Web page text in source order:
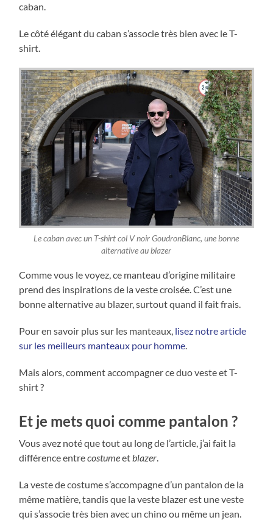
caban.
Le côté élégant du caban s’associe très bien avec le T-
shirt.
Le caban avec un T-shirt col V noir GoudronBlanc, une bonne
alternative au blazer
Comme vous le voyez, ce manteau d’origine militaire
prend des inspirations de la veste croisée. C’est une
bonne alternative au blazer, surtout quand il fait frais.
Pour en savoir plus sur les manteaux, lisez notre article
sur les meilleurs manteaux pour homme
Mais alors, comment accompagner ce duo veste et T-
shirt ?
Et je mets quoi comme pantalon ?
Vous avez noté que tout au long de l’article, j’ai fait la
différence entrecostumeet blazer
La veste de costume s’accompagne d’un pantalon de la
même matière, tandis que la veste blazer est une veste
qui s’associe très bien avec un chino ou même un jean.